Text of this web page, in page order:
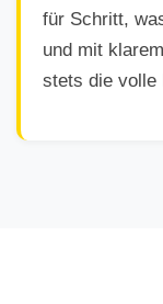
für Schritt,
und mit
stets die volle